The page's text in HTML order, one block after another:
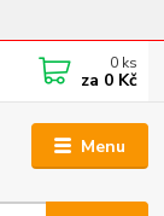
Menu
0 ks
za 0 Kč